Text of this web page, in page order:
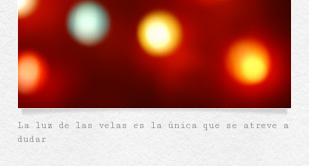
La luz de las velas es la única que se atreve a
dudar